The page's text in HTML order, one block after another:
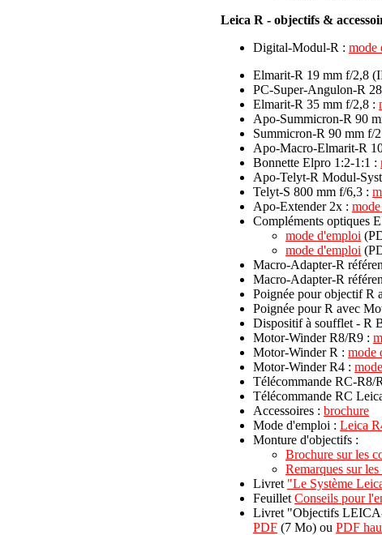
Leica R - objectifs &
Digital-Modul-R : mode
Elmarit-R 19 mm f/2,8
PC-Super-Angulon-R
Elmarit-R 35 mm f/2,8 :
Apo-Summicron-R 90
Summicron-R 90 mm f/
Apo-Macro-Elmarit-R
Bonnette Elpro 1:2-1:1 :
Apo-Telyt-R Modul-
Telyt-S 800 mm f/6,3 :
Apo-Extender 2x :
Compléments optiques
mode d'emploi
mode d'emploi
Macro-Adapter-R
Macro-Adapter-R
Poignée pour objectif R
Poignée pour R avec
Dispositif à soufflet - R
Motor-Winder R8/R9 :
Motor-Winder R : mode
Motor-Winder R4 :
Télécommande RC-R8/
Télécommande RC
Accessoires : brochure
Mode d'emploi : Leica
Monture d'objectifs :
Brochure sur les
Remarques sur
Livret "Le Système
Feuillet Conseils pour
Livret "Objectifs LEICA-
PDF (7 Mo) ou PDF